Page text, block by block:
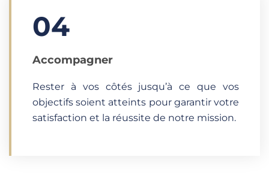
04
Accompagner
Rester à vos côtés jusqu’à ce que vos
objectifs soient atteints pour garantir votre
satisfaction et la réussite de notre mission.